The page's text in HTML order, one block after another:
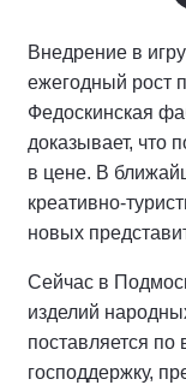
Внедрение в
ежегодный рост
Федоскинская
доказывает, что
в цене. В
креативно-
новых
Сейчас в
изделий
поставляется
господдержку,